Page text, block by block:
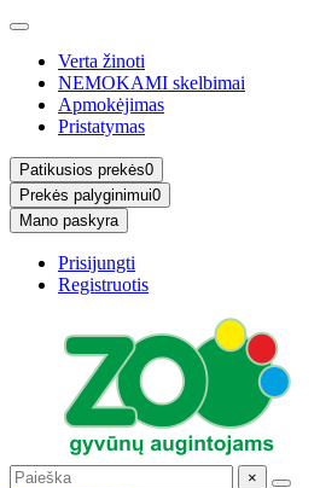
Verta žinoti
NEMOKAMI skelbimai
Apmokėjimas
Pristatymas
Patikusios prekės0
Prekės palyginimui0
Mano paskyra
Prisijungti
Registruotis
×